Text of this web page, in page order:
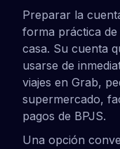
Preparar la
forma práctica
casa. Su cuenta
usarse de
viajes en Grab,
supermercado,
pagos de BPJS.
Una opción